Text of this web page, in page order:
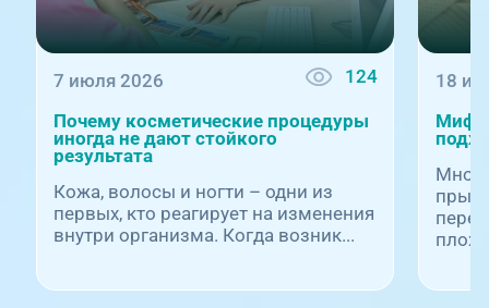
7 июля 2026 124
Почему косметические процедуры
иногда не дают стойкого
результата
Кожа, волосы и ногти – одни из
первых, кто реагирует на изменения
внутри организма. Когда возник...
18
Мифы